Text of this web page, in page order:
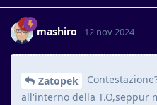
mashiro 12 nov 2024
Zatopek
all'interno della T.O,seppur